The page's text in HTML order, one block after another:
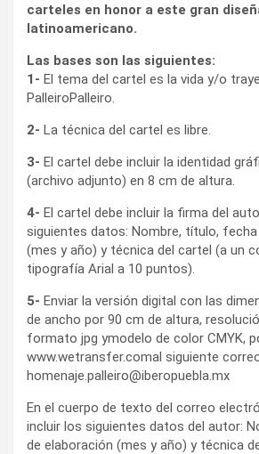
carteles en honor a este gran
latinoamericano.
Las bases son las siguientes:
1- El tema del cartel es la vida y/o
PalleiroPalleiro.
2- La técnica del cartel es libre.
3- El cartel debe incluir la identidad
(archivo adjunto) en 8 cm de altura.
4- El cartel debe incluir la firma del
siguientes datos: Nombre, título,
(mes y año) y técnica del cartel (a un
tipografía Arial a 10 puntos).
5- Enviar la versión digital con las
de ancho por 90 cm de altura,
formato jpg ymodelo de color CMYK,
www.wetransfer.comal siguiente
homenaje.palleiro@iberopuebla.mx
En el cuerpo de texto del correo
incluir los siguientes datos del autor:
de elaboración (mes y año) y técnica